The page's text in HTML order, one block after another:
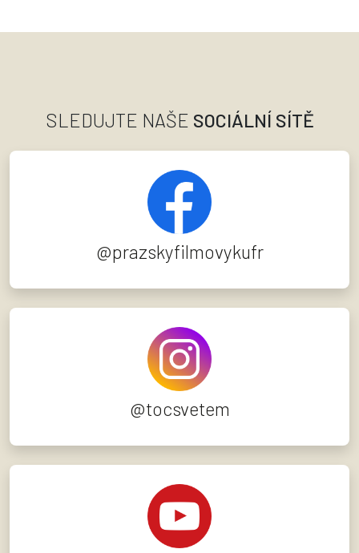
SLEDUJTE NAŠE SOCIÁLNÍ SÍTĚ
@prazskyfilmovykufr
@tocsvetem